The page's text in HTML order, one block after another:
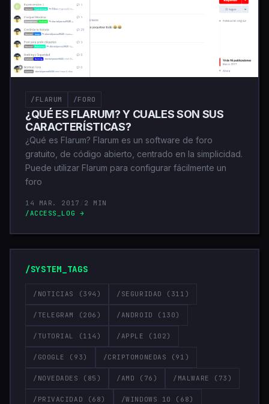
/FLARUM /FORO
¿QUÉ ES FLARUM? Y CUALES SON SUS
CARACTERÍSTICAS?
¿Qué es Flarum? Flarum es un software de foro
gratuito, de código abierto, centrado en la simplicidad.
Puede utilizar Flarum para configurar fácilmente un
foro
14 MAR. 2017
2 MIN
/ACCESS_LOG →
/SYSTEM_TAGS
/NOTICIAS (394) /SEGURIDAD (311)
/TELEGRAM (206) /ANDROID (130)
/TUTORIAL (114) /APPLE (102)
/GOOGLE (93) /CRIPTOMONEDAS (91)
/NOVEDADES (85) /AMD (76) /MALWARE (73)
/PRIVACIDAD (68) /WINDOWS 10 (68)